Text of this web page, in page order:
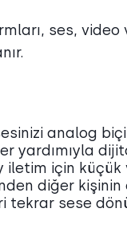
ses, video
analog
yardımıyla
için küçük
diğer kişinin
tekrar sese